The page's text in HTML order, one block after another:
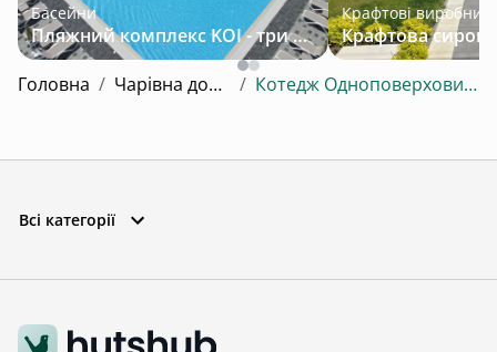
Басейни
Пляжний комплекс KOI - три підігрівані басейни серед лісу за 30 км від Львова
Крафтові
Головна / Чарівна долина / Котедж Одноповерховий №10
Всі категорії